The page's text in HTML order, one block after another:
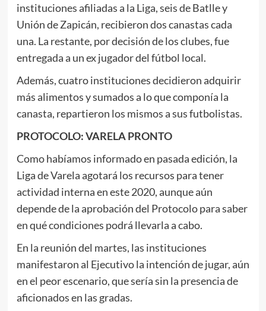
instituciones afiliadas a la Liga, seis de Batlle y
Unión de Zapicán, recibieron dos canastas cada
una. La restante, por decisión de los clubes, fue
entregada a un ex jugador del fútbol local.
Además, cuatro instituciones decidieron adquirir
más alimentos y sumados a lo que componía la
canasta, repartieron los mismos a sus futbolistas.
PROTOCOLO: VARELA PRONTO
Como habíamos informado en pasada edición, la
Liga de Varela agotará los recursos para tener
actividad interna en este 2020, aunque aún
depende de la aprobación del Protocolo para saber
en qué condiciones podrá llevarla a cabo.
En la reunión del martes, las instituciones
manifestaron al Ejecutivo la intención de jugar, aún
en el peor escenario, que sería sin la presencia de
aficionados en las gradas.